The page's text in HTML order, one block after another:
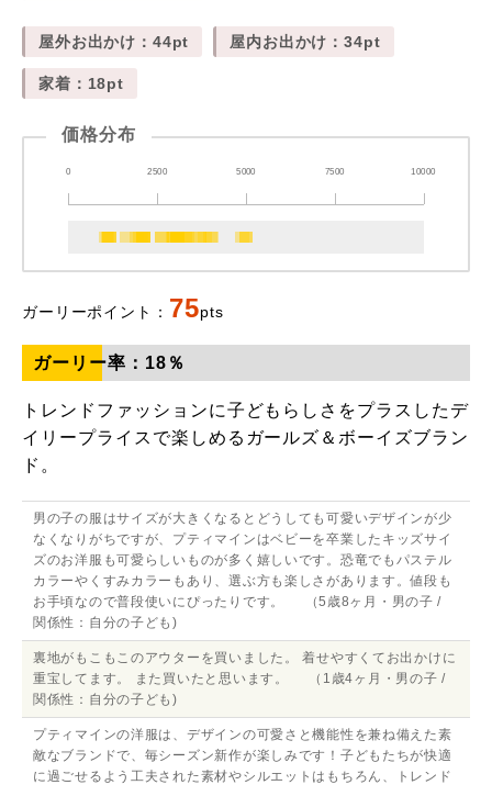
屋外お出かけ：44pt 屋内お出かけ：34pt
家着：18pt
価格分布
0 2500 5000 7500 10000
ガーリーポイント： 75pts
ガーリー率： 18 ％
トレンドファッションに子どもらしさをプラスしたデ
イリープライスで楽しめるガールズ＆ボーイズブラン
ド。
男の子の服はサイズが大きくなるとどうしても可愛いデザインが少
なくなりがちですが、プティマインはベビーを卒業したキッズサイ
ズのお洋服も可愛らしいものが多く嬉しいです。恐竜でもパステル
カラーやくすみカラーもあり、選ぶ方も楽しさがあります。値段も
お手頃なので普段使いにぴったりです。 （5歳8ヶ月・男の子 /
関係性：自分の子ども)
裏地がもこもこのアウターを買いました。 着せやすくてお出かけに
重宝してます。 また買いたと思います。 （1歳4ヶ月・男の子 /
関係性：自分の子ども)
プティマインの洋服は、デザインの可愛さと機能性を兼ね備えた素
敵なブランドで、毎シーズン新作が楽しみです！子どもたちが快適
に過ごせるよう工夫された素材やシルエットはもちろん、トレンド